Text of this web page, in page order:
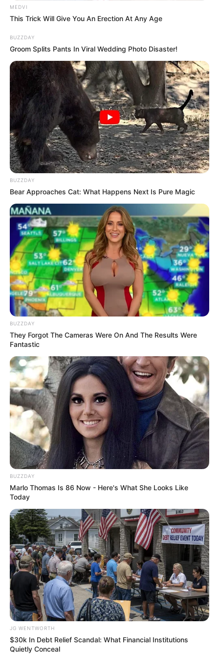
FRIDAY PLANS
Polar Bear Approaches Fishermen - Watch
BUZZDAY
Remember Chaz Bono? You Better Sit Down
Before You See Him Now
BUZZDAY
ER Doctor: "I Threw Out My Viagra After What I
Found On CVS Aisle 7"
FRIDAY PLANS
Co-stars Who Lost Control While Kissing Each
Other
Feeling Tired? Here's The Trick To Perform Better
MEDVI
MEDVI
This Trick Will Give You An Erection At Any Age
BUZZDAY
Groom Splits Pants In Viral Wedding Photo Disaster!
BUZZDAY
Bear Approaches Cat: What Happens Next Is Pure Magic
BUZZDAY
They Forgot The Cameras Were On And The Results Were
Fantastic
BUZZDAY
Marlo Thomas Is 86 Now - Here's What She Looks Like
Today
JG WENTWORTH
$30k In Debt Relief Scandal: What Financial Institutions
Quietly Conceal